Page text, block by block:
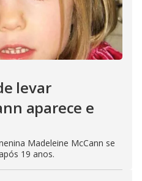
levar
aparece e
Madeleine McCann se
19 anos.